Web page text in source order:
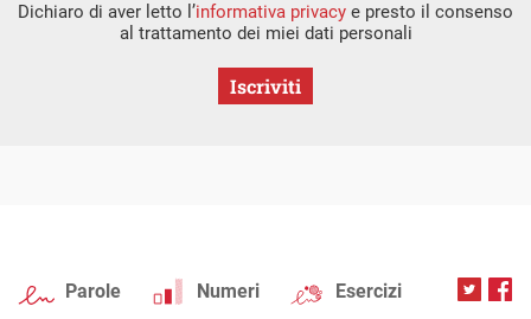
Dichiaro di aver letto l’informativa privacy e presto il consenso
al trattamento dei miei dati personali
Iscriviti
Parole Numeri Esercizi